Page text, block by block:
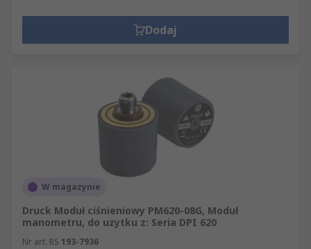
Dodaj
W magazynie
Druck Moduł ciśnieniowy PM620-08G, Moduł
manometru, do uzytku z: Seria DPI 620
Nr art. RS 193-7936